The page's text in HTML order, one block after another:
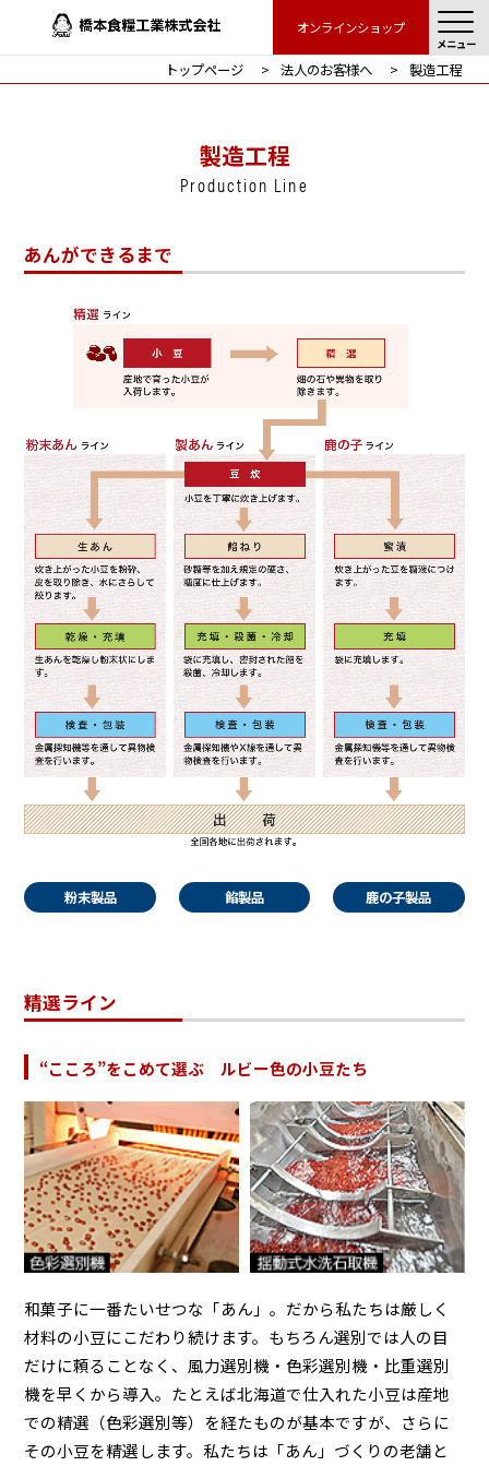
オンラインショップ
メニュー
トップページ 法人のお客様へ 製造工程
製造工程
Production Line
あんができるまで
粉末製品 餡製品 鹿の子製品
精選ライン
“こころ”をこめて選ぶ ルビー色の小豆たち
和菓子に一番たいせつな「あん」。だから私たちは厳しく
材料の小豆にこだわり続けます。もちろん選別では人の目
だけに頼ることなく、風力選別機・色彩選別機・比重選別
機を早くから導入。たとえば北海道で仕入れた小豆は産地
での精選（色彩選別等）を経たものが基本ですが、さらに
その小豆を精選します。私たちは「あん」づくりの老舗と